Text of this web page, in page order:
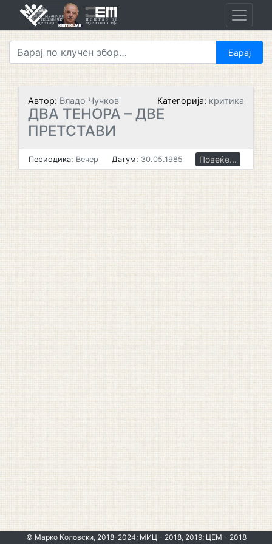
Автор: Владо Чучков Категорија: критика
ДВА ТЕНОРА – ДВЕ
ПРЕТСТАВИ
Периодика: Вечер Датум: 30.05.1985 Повеќе...
© Марко Коловски, 2018-2024; МИЦ - 2018, 2019; ЦЕМ - 2018